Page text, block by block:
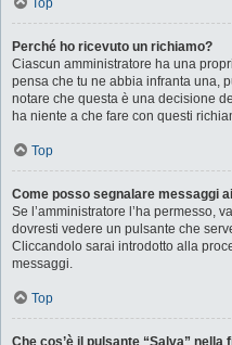
Top
Perché ho ricevuto un richiamo?
Ciascun amministratore ha una
pensa che tu ne abbia infranta una,
notare che questa è una decisione
ha niente a che fare con questi
Top
Come posso segnalare messaggi
Se l’amministratore l’ha permesso,
dovresti vedere un pulsante che
Cliccandolo sarai introdotto alla
messaggi.
Top
Che cos’è il pulsante “Salva”